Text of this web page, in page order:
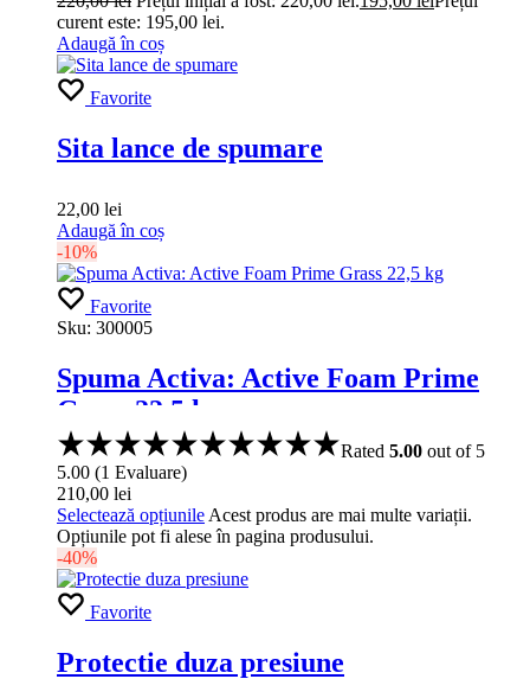
curent este: 195,00 lei.
Adaugă în coș
Favorite
Sita lance de spumare
22,00 lei
Adaugă în coș
-10%
Favorite
Sku: 300005
Spuma Activa: Active Foam Prime
Grass 22,5 kg
Rated 5.00 out of 5
5.00 (1 Evaluare)
210,00 lei
Selectează opțiunile Acest produs are mai multe variații.
Opțiunile pot fi alese în pagina produsului.
-40%
Favorite
Protectie duza presiune